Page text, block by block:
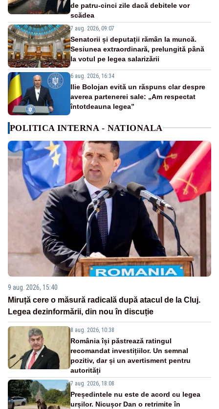
de patru-cinci zile dacă debitele vor
scădea
7 aug. 2026, 09:07
Senatorii și deputații rămân la muncă.
Sesiunea extraordinară, prelungită până
la votul pe legea salarizării
6 aug. 2026, 16:34
Ilie Bolojan evită un răspuns clar despre
averea partenerei sale: „Am respectat
întotdeauna legea”
POLITICA INTERNA - NATIONALA
9 aug. 2026, 15:40
Miruță cere o măsură radicală după atacul de la Cluj.
Legea dezinformării, din nou în discuție
8 aug. 2026, 10:38
România își păstrează ratingul
recomandat investițiilor. Un semnal
pozitiv, dar și un avertisment pentru
autorități
7 aug. 2026, 18:08
Președintele nu este de acord cu legea
urșilor. Nicușor Dan o retrimite în